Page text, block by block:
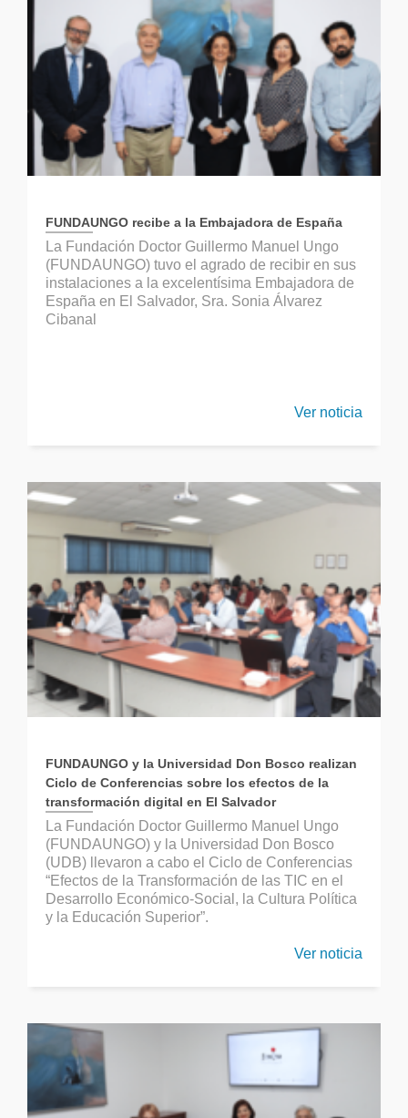
FUNDAUNGO recibe a la Embajadora de España
La Fundación Doctor Guillermo Manuel Ungo
(FUNDAUNGO) tuvo el agrado de recibir en sus
instalaciones a la excelentísima Embajadora de
España en El Salvador, Sra. Sonia Álvarez
Cibanal
Ver noticia
FUNDAUNGO y la Universidad Don Bosco realizan
Ciclo de Conferencias sobre los efectos de la
transformación digital en El Salvador
La Fundación Doctor Guillermo Manuel Ungo
(FUNDAUNGO) y la Universidad Don Bosco
(UDB) llevaron a cabo el Ciclo de Conferencias
“Efectos de la Transformación de las TIC en el
Desarrollo Económico-Social, la Cultura Política
y la Educación Superior”.
Ver noticia